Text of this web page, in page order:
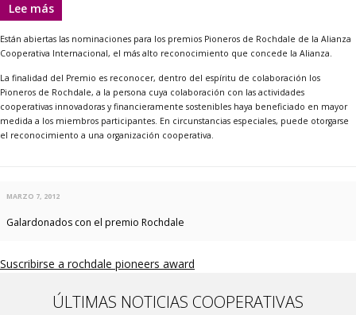
Lee mássobre
Convocatoria
a
las
Nominaciones
para
los
premios
Pioneros
de
Rochdale
Están abiertas las nominaciones para los premios Pioneros de Rochdale de la Alianza
Cooperativa Internacional, el más alto reconocimiento que concede la Alianza.
La finalidad del Premio es reconocer, dentro del espíritu de colaboración los
Pioneros de Rochdale, a la persona cuya colaboración con las actividades
cooperativas innovadoras y financieramente sostenibles haya beneficiado en mayor
medida a los miembros participantes. En circunstancias especiales, puede otorgarse
el reconocimiento a una organización cooperativa.
MARZO 7, 2012
Galardonados con el premio Rochdale
Suscribirse a rochdale pioneers award
ÚLTIMAS NOTICIAS COOPERATIVAS